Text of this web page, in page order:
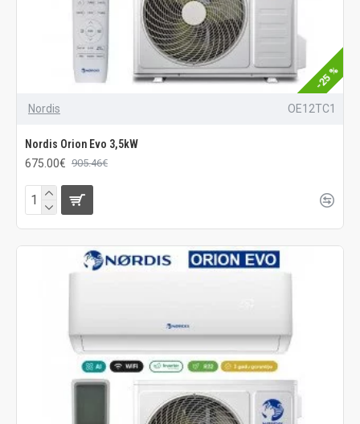
-25 %
Nordis OE12TC1
Nordis Orion Evo 3,5kW
675.00€ 905.46€